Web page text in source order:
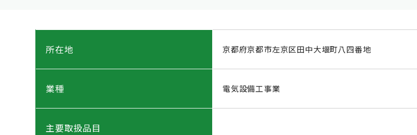
所在地 京都府京都市左京区田中大堰町八四番地
業種 電気設備工事業
主要取扱品目